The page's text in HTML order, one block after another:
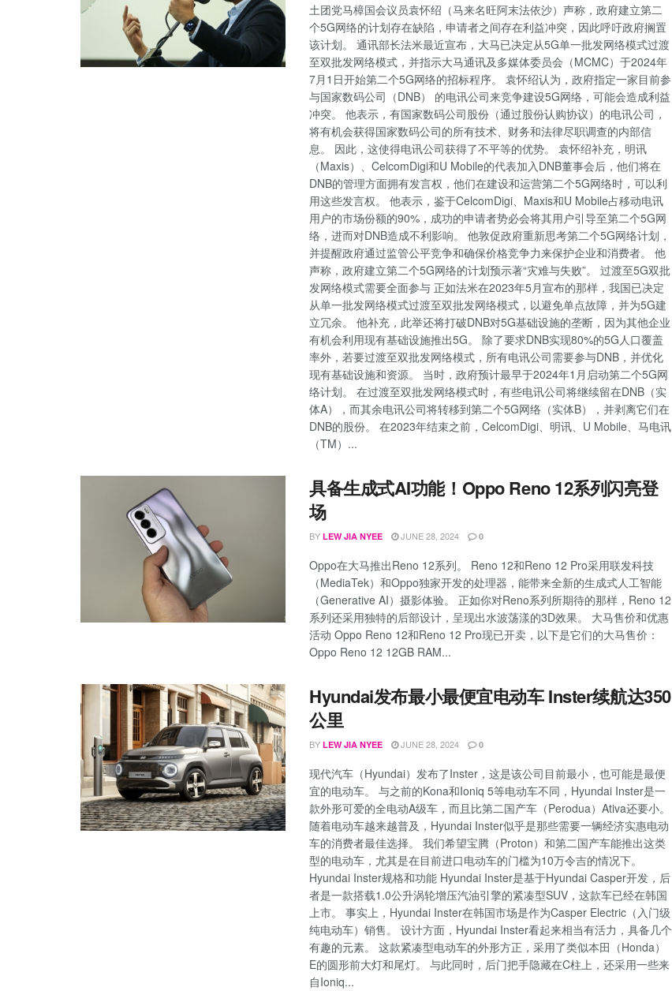
土团党马樟国会议员袁怀绍（马来名旺阿末法依沙）声称，政府建立第二
个5G网络的计划存在缺陷，申请者之间存在利益冲突，因此呼吁政府搁置
该计划。 通讯部长法米最近宣布，大马已决定从5G单一批发网络模式过渡
至双批发网络模式，并指示大马通讯及多媒体委员会（MCMC）于2024年
7月1日开始第二个5G网络的招标程序。 袁怀绍认为，政府指定一家目前参
与国家数码公司（DNB） 的电讯公司来竞争建设5G网络，可能会造成利益
冲突。 他表示，有国家数码公司股份（通过股份认购协议）的电讯公司，
将有机会获得国家数码公司的所有技术、财务和法律尽职调查的内部信
息。 因此，这使得电讯公司获得了不平等的优势。 袁怀绍补充，明讯
（Maxis）、CelcomDigi和U Mobile的代表加入DNB董事会后，他们将在
DNB的管理方面拥有发言权，他们在建设和运营第二个5G网络时，可以利
用这些发言权。 他表示，鉴于CelcomDigi、Maxis和U Mobile占移动电讯
用户的市场份额的90%，成功的申请者势必会将其用户引导至第二个5G网
络，进而对DNB造成不利影响。 他敦促政府重新思考第二个5G网络计划，
并提醒政府通过监管公平竞争和确保价格竞争力来保护企业和消费者。 他
声称，政府建立第二个5G网络的计划预示著“灾难与失败”。 过渡至5G双批
发网络模式需要全面参与 正如法米在2023年5月宣布的那样，我国已决定
从单一批发网络模式过渡至双批发网络模式，以避免单点故障，并为5G建
立冗余。 他补充，此举还将打破DNB对5G基础设施的垄断，因为其他企业
有机会利用现有基础设施推出5G。 除了要求DNB实现80%的5G人口覆盖
率外，若要过渡至双批发网络模式，所有电讯公司需要参与DNB，并优化
现有基础设施和资源。 当时，政府预计最早于2024年1月启动第二个5G网
络计划。 在过渡至双批发网络模式时，有些电讯公司将继续留在DNB（实
体A），而其余电讯公司将转移到第二个5G网络（实体B），并剥离它们在
DNB的股份。 在2023年结束之前，CelcomDigi、明讯、U Mobile、马电讯
（TM）...
具备生成式AI功能！Oppo Reno 12系列闪亮登
场
BY LEW JIA NYEE JUNE 28, 2024 0
Oppo在大马推出Reno 12系列。 Reno 12和Reno 12 Pro采用联发科技
（MediaTek）和Oppo独家开发的处理器，能带来全新的生成式人工智能
（Generative AI）摄影体验。 正如你对Reno系列所期待的那样，Reno 12
系列还采用独特的后部设计，呈现出水波荡漾的3D效果。 大马售价和优惠
活动 Oppo Reno 12和Reno 12 Pro现已开卖，以下是它们的大马售价：
Oppo Reno 12 12GB RAM...
Hyundai发布最小最便宜电动车 Inster续航达350
公里
BY LEW JIA NYEE JUNE 28, 2024 0
现代汽车（Hyundai）发布了Inster，这是该公司目前最小，也可能是最便
宜的电动车。 与之前的Kona和Ioniq 5等电动车不同，Hyundai Inster是一
款外形可爱的全电动A级车，而且比第二国产车（Perodua）Ativa还要小。
随着电动车越来越普及，Hyundai Inster似乎是那些需要一辆经济实惠电动
车的消费者最佳选择。 我们希望宝腾（Proton）和第二国产车能推出这类
型的电动车，尤其是在目前进口电动车的门槛为10万令吉的情况下。
Hyundai Inster规格和功能 Hyundai Inster是基于Hyundai Casper开发，后
者是一款搭载1.0公升涡轮增压汽油引擎的紧凑型SUV，这款车已经在韩国
上市。 事实上，Hyundai Inster在韩国市场是作为Casper Electric（入门级
纯电动车）销售。 设计方面，Hyundai Inster看起来相当有活力，具备几个
有趣的元素。 这款紧凑型电动车的外形方正，采用了类似本田（Honda）
E的圆形前大灯和尾灯。 与此同时，后门把手隐藏在C柱上，还采用一些来
自Ioniq...